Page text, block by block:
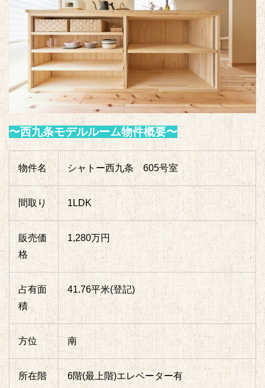
〜西九条モデルルーム物件概要〜
物件名 シャトー西九条 605号室
間取り 1LDK
販売価
格
1,280万円
占有面
積
41.76平米(登記)
方位 南
所在階 6階(最上階)エレベーター有